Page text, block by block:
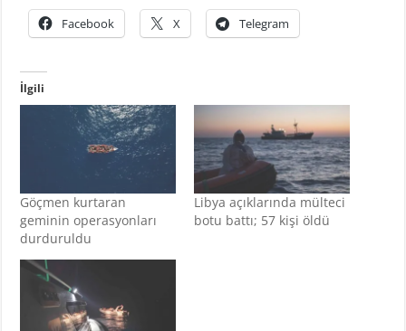
Facebook X Telegram
İlgili
Göçmen kurtaran
geminin operasyonları
durduruldu
Libya açıklarında mülteci
botu battı; 57 kişi öldü